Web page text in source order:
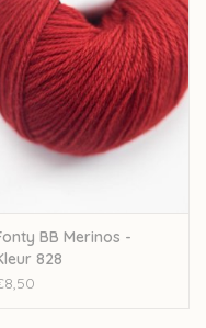
BB Merinos -
828